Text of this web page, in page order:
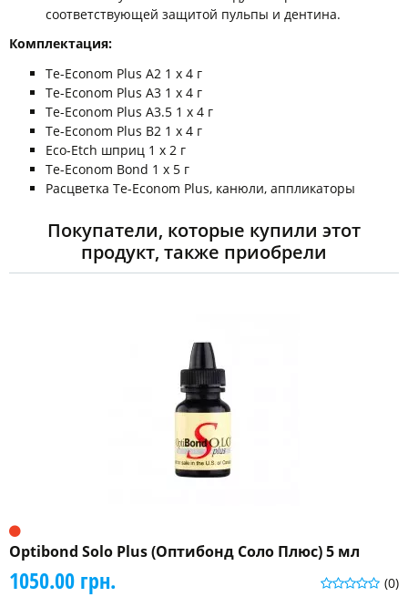
соответствующей защитой пульпы и дентина.
Комплектация:
Te-Econom Plus A2 1 x 4 г
Te-Econom Plus A3 1 x 4 г
Te-Econom Plus A3.5 1 x 4 г
Te-Econom Plus B2 1 x 4 г
Eco-Etch шприц 1 x 2 г
Te-Econom Bond 1 x 5 г
Расцветка Te-Econom Plus, канюли, аппликаторы
Покупатели, которые купили этот
продукт, также приобрели
Optibond Solo Plus (Оптибонд Соло Плюс) 5 мл
(0)
1050.00 грн.